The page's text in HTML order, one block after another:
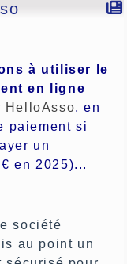
à utiliser le
en ligne
HelloAsso, en
paiement si
un
en 2025)...
société
au point un